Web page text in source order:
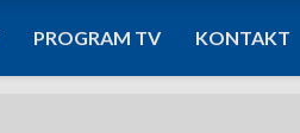
PROGRAM TV KONTAKT